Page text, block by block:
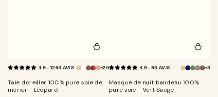
4.9 - 1264 AVIS +26
Taie d'oreiller 100% pure soie de
mûrier - Léopard
4.9 - 93 AVIS
Vert
sauge
+3
Masque de nuit bandeau 100%
pure soie - Vert Sauge